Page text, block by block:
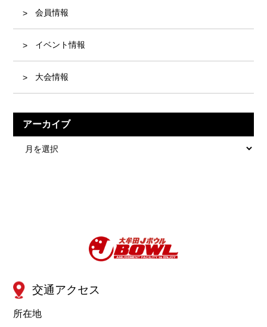
会員情報
イベント情報
大会情報
アーカイブ
交通アクセス
所在地